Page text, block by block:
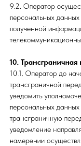
9.2. Оператор
персональных
полученной
10.
10.1. Оператор до
трансграничной
уведомить
персональных
трансграничную
уведомление
намерении